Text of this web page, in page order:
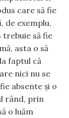
care să fie
de exemplu,
trebuie să fie
asta o să
faptul că
nici nu se
absente și o
rând, prin
o luăm